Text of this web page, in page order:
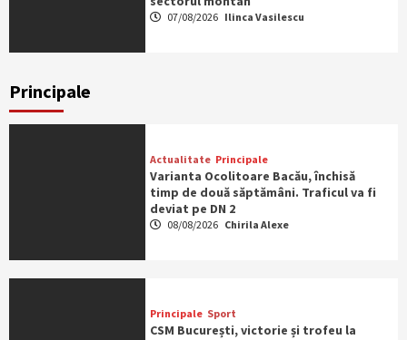
07/08/2026 Ilinca Vasilescu
Principale
Actualitate Principale
Varianta Ocolitoare Bacău, închisă
timp de două săptămâni. Traficul va fi
deviat pe DN 2
08/08/2026 Chirila Alexe
Principale Sport
CSM București, victorie și trofeu la